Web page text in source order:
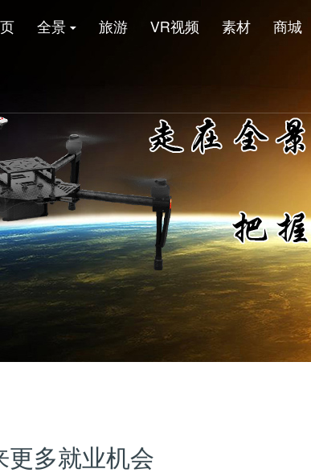
全景 旅游 VR视频 素材 商城
更多就业机会